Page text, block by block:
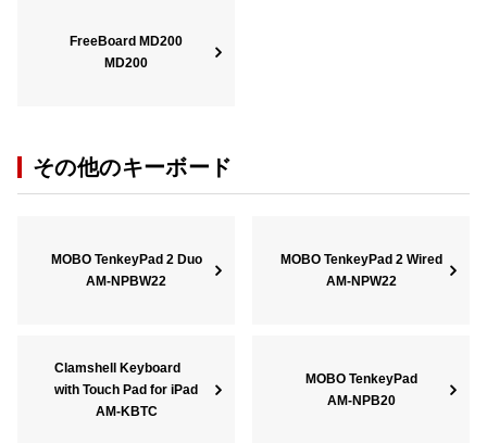
FreeBoard MD200
MD200
その他のキーボード
MOBO TenkeyPad 2 Duo
AM-NPBW22
MOBO TenkeyPad 2 Wired
AM-NPW22
Clamshell Keyboard
with Touch Pad for iPad
AM-KBTC
MOBO TenkeyPad
AM-NPB20